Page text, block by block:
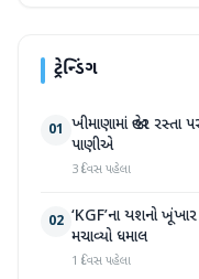
ટ્રેન્ડિંગ
01 ખીમાણામાં જાહેર
પાણીએ
3 દિવસ પહેલા
02 ‘KGF’ના યશનો ખૂંખાર
મચાવ્યો ધમાલ
1 દિવસ પહેલા